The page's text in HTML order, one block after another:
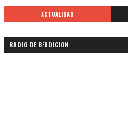
ACTUALIDAD
RADIO DE BENDICION